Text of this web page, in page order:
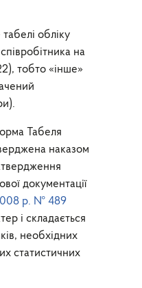
обліку
на
тобто «інше»
Табеля
наказом
документації
р. № 489
і складається
необхідних
статистичних